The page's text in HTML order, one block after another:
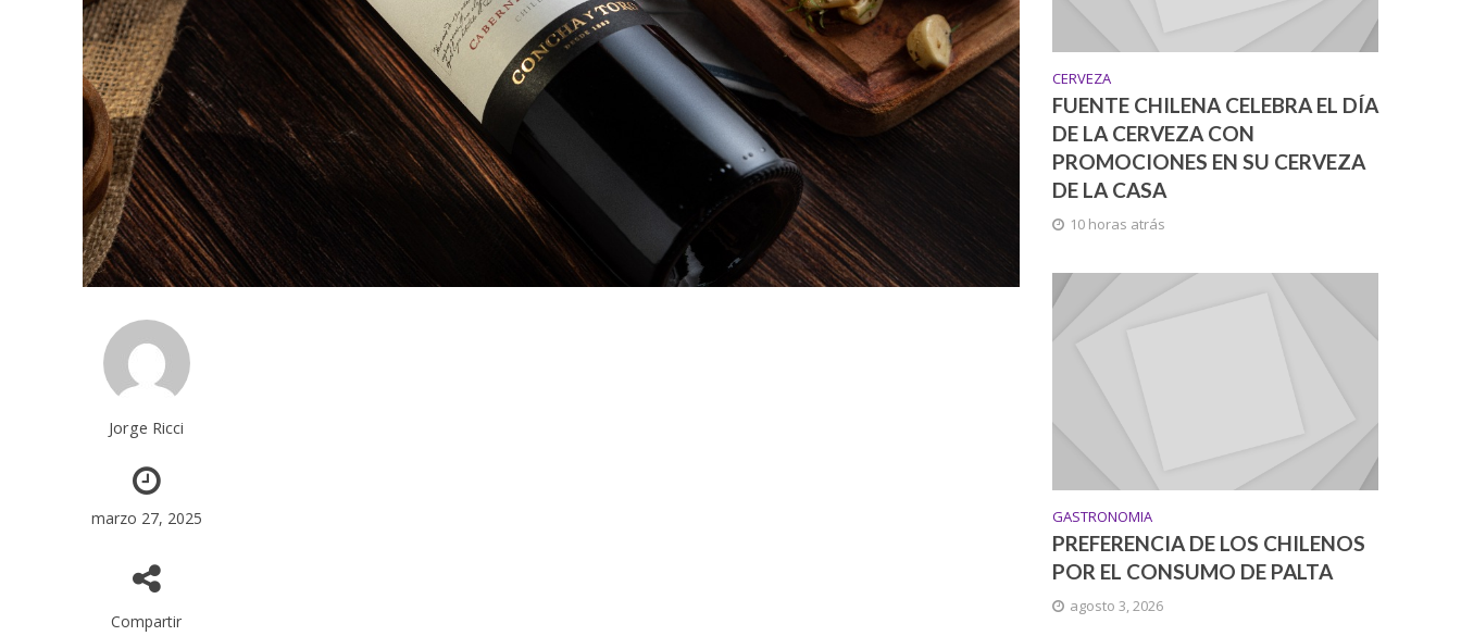
Jorge Ricci
marzo 27, 2025
Compartir
CERVEZA
FUENTE CHILENA CELEBRA EL DÍA
DE LA CERVEZA CON
PROMOCIONES EN SU CERVEZA
DE LA CASA
10 horas atrás
GASTRONOMIA
PREFERENCIA DE LOS CHILENOS
POR EL CONSUMO DE PALTA
agosto 3, 2026